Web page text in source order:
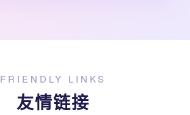
FRIENDLY LINKS
友情链接